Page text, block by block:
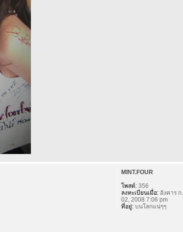
MINT.FOUR
โพสต์:356
ลงทะเบียนเมื่อ:อังคาร ก
02, 2008 7:06 pm
ที่อยู่:บนโลกแน่ๆๆ